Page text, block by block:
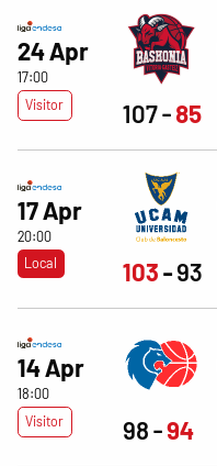
24 Apr
17:00
Visitor
107 85
17 Apr
20:00
Local
103 93
14 Apr
18:00
Visitor
98 94